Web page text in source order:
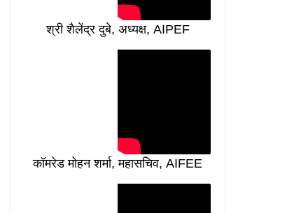
श्री शैलेंद्र दुबे, अध्यक्ष, AIPEF
कॉमरेड मोहन शर्मा, महासचिव, AIFEE